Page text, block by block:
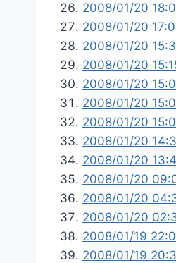
2008/01/20
2008/01/20
2008/01/20
2008/01/20
2008/01/20
2008/01/20
2008/01/20
2008/01/20
2008/01/20
2008/01/20
2008/01/20
2008/01/20
2008/01/19
2008/01/19